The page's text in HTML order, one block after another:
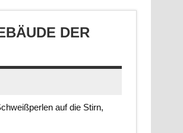
DER S
auf die Stirn,